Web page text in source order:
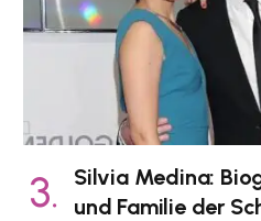
Silvia Medina:
und Familie der